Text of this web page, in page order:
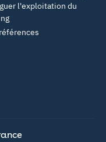
l'exploitation du